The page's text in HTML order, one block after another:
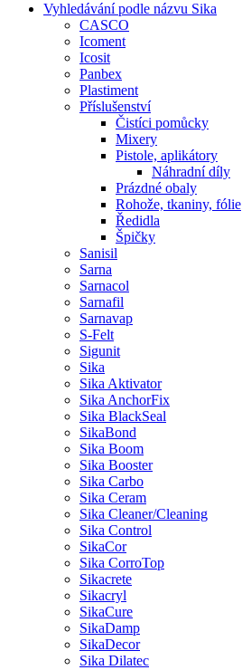
Vyhledávání podle názvu Sika
CASCO
Icoment
Icosit
Panbex
Plastiment
Příslušenství
Čistíci pomůcky
Mixery
Pistole, aplikátory
Náhradní díly
Prázdné obaly
Rohože, tkaniny, fólie
Ředidla
Špičky
Sanisil
Sarna
Sarnacol
Sarnafil
Sarnavap
S-Felt
Sigunit
Sika
Sika Aktivator
Sika AnchorFix
Sika BlackSeal
SikaBond
Sika Boom
Sika Booster
Sika Carbo
Sika Ceram
Sika Cleaner/Cleaning
Sika Control
SikaCor
Sika CorroTop
Sikacrete
Sikacryl
SikaCure
SikaDamp
SikaDecor
Sika Dilatec